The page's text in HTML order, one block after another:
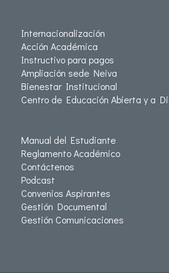
Internacionalización
Acción Académica
Instructivo para pagos
Ampliación sede Neiva
Bienestar Institucional
Centro de Educación Abierta y a
Manual del Estudiante
Reglamento Académico
Contáctenos
Podcast
Convenios Aspirantes
Gestión Documental
Gestión Comunicaciones